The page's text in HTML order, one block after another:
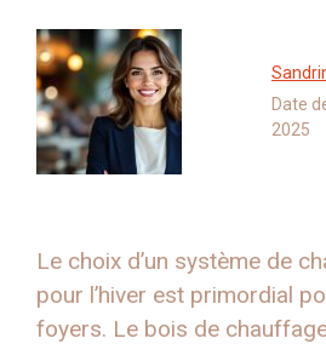
Date
2025
Le choix d’un système de
pour l’hiver est primordial
foyers. Le bois de